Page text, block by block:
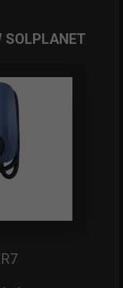
SOLPLANET